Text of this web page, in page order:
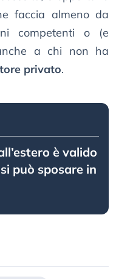
faccia almeno da
competenti o (e
a chi non ha
privato.
è valido
può sposare in